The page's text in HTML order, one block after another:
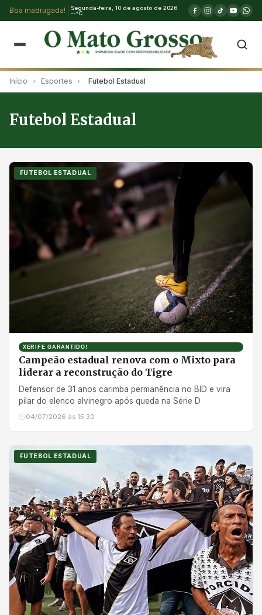
Boa madrugada!
Segunda-feira, 10 de agosto de 2026
--°C
Início › Esportes › Futebol Estadual
Futebol Estadual
FUTEBOL ESTADUAL
XERIFE GARANTIDO!
Campeão estadual renova com o Mixto para
liderar a reconstrução do Tigre
Defensor de 31 anos carimba permanência no BID e vira
pilar do elenco alvinegro após queda na Série D
04/07/2026 às 15:30
FUTEBOL ESTADUAL